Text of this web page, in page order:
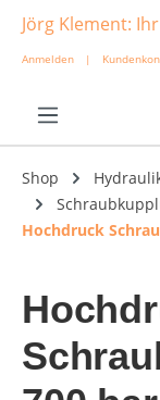
springen
Jörg Klement:
Anmelden |
Shop
Hochdruck